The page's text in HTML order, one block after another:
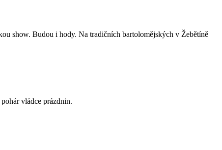
show. Budou i hody. Na tradičních bartolomějských v Žebětíně
vládce prázdnin.